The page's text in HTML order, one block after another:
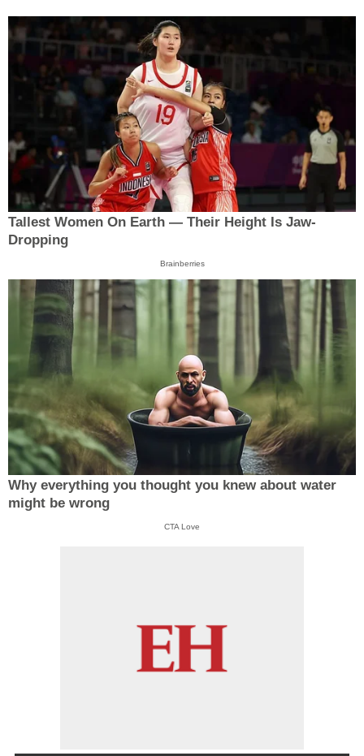
Tallest Women On Earth — Their Height Is Jaw-
Dropping
Brainberries
Why everything you thought you knew about water
might be wrong
CTA Love